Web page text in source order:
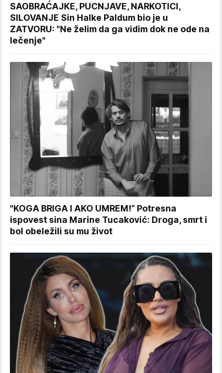
SAOBRAĆAJKE, PUCNJAVE, NARKOTICI,
SILOVANJE Sin Halke Paldum bio je u
ZATVORU: "Ne želim da ga vidim dok ne ode na
lečenje"
"KOGA BRIGA I AKO UMREM!“ Potresna
ispovest sina Marine Tucaković: Droga, smrt i
bol obeležili su mu život